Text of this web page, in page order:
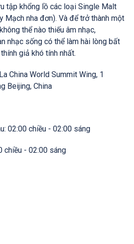
tập khổng lồ các loại Single Malt
Mạch nha đơn). Và để trở thành một
thể nào thiếu âm nhạc,
nhạc sống có thể làm hài lòng bất
giả khó tính nhất.
China World Summit Wing, 1
Beijing, China
02:00 chiều - 02:00 sáng
chiều - 02:00 sáng